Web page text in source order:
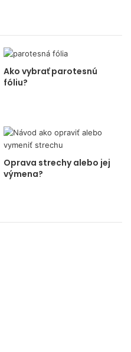
Ako vybrať parotesnú
fóliu?
Oprava strechy alebo jej
výmena?